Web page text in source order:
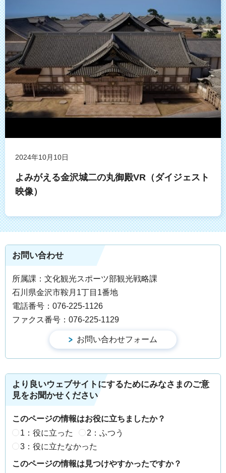
2024年10月10日
よみがえる金沢城二の丸御殿VR（ダイジェスト
映像）
お問い合わせ
所属課：文化観光スポーツ部観光戦略課
石川県金沢市鞍月1丁目1番地
電話番号：076-225-1126
ファクス番号：076-225-1129
より良いウェブサイトにするためにみなさまのご意
見をお聞かせください
このページの情報はお役に立ちましたか？
1：役に立った
2：ふつう
3：役に立たなかった
このページの情報は見つけやすかったですか？